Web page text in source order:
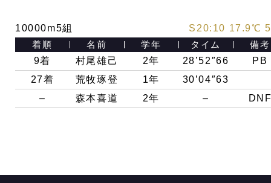
10000m5組
S20:10 17.9℃
着順
名前 学年 タイム
備考
9着 村尾雄己 2年 28’52″66
PB
27着 荒牧琢登 1年
30’04″63
–
森本喜道 2年 –